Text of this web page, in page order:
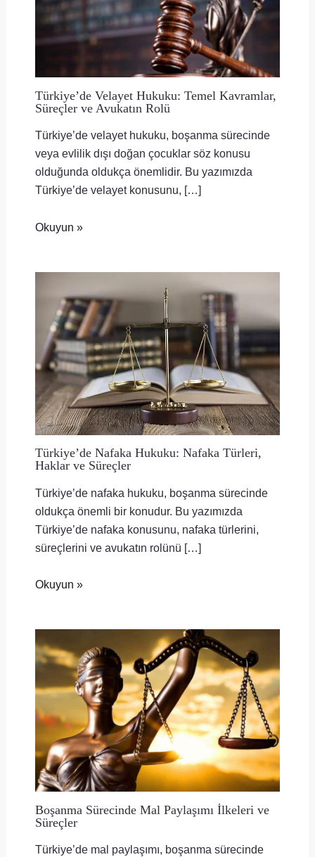
Türkiye’de Velayet Hukuku: Temel Kavramlar,
Süreçler ve Avukatın Rolü
Türkiye’de velayet hukuku, boşanma sürecinde
veya evlilik dışı doğan çocuklar söz konusu
olduğunda oldukça önemlidir. Bu yazımızda
Türkiye’de velayet konusunu, […]
Okuyun »
Türkiye’de Nafaka Hukuku: Nafaka Türleri,
Haklar ve Süreçler
Türkiye’de nafaka hukuku, boşanma sürecinde
oldukça önemli bir konudur. Bu yazımızda
Türkiye’de nafaka konusunu, nafaka türlerini,
süreçlerini ve avukatın rolünü […]
Okuyun »
Boşanma Sürecinde Mal Paylaşımı İlkeleri ve
Süreçler
Türkiye’de mal paylaşımı, boşanma sürecinde